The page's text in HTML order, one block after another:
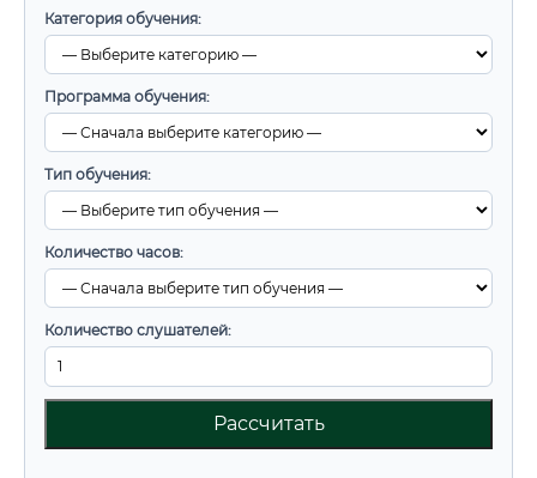
Категория обучения:
Программа обучения:
Тип обучения:
Количество часов:
Количество слушателей:
Рассчитать